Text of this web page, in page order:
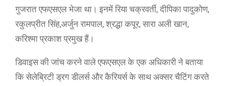
गुजरात एफएसएल भेजा था। इनमें रिया चक्रवर्ती, दीपिका पादुकोण,
रकुलप्रीत सिंह,अर्जुन रामपाल, श्रद्धा कपूर, सारा अली खान,
करिश्मा प्रकाश प्रमुख हैं।
डिवाइस की जांच करने वाले एफएसएल के एक अधिकारी ने बताया
कि सेलेब्रिटी ड्रग डीलर्स और कैरियर्स के साथ अक्सर चैटिंग करते